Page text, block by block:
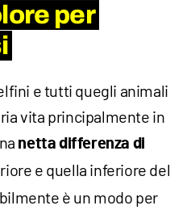
per
e tutti quegli animali
vita principalmente in
netta differenza di
e quella inferiore del
è un modo per